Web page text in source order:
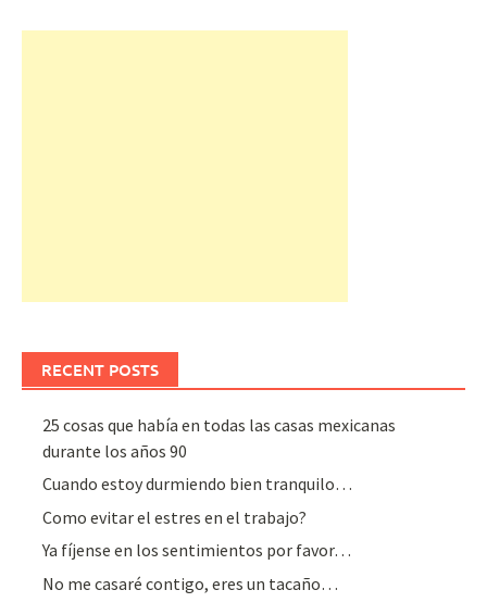
RECENT POSTS
25 cosas que había en todas las casas mexicanas
durante los años 90
Cuando estoy durmiendo bien tranquilo…
Como evitar el estres en el trabajo?
Ya fíjense en los sentimientos por favor…
No me casaré contigo, eres un tacaño…